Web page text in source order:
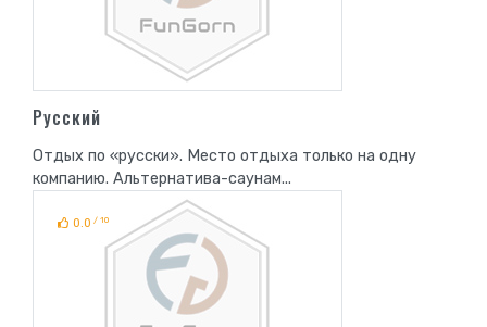
Русский
Отдых по «русски». Место отдыха только на одну
компанию. Альтернатива-саунам...
0.0 / 10